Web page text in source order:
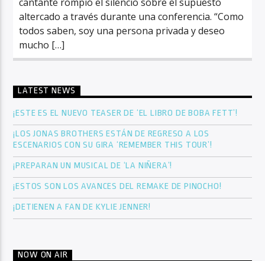
altercado a través durante una conferencia. “Como
todos saben, soy una persona privada y deseo
mucho […]
LATEST NEWS
¡ESTE ES EL NUEVO TEASER DE ‘EL LIBRO DE BOBA FETT’!
¡LOS JONAS BROTHERS ESTÁN DE REGRESO A LOS
ESCENARIOS CON SU GIRA ‘REMEMBER THIS TOUR’!
¡PREPARAN UN MUSICAL DE ‘LA NIÑERA’!
¡ESTOS SON LOS AVANCES DEL REMAKE DE PINOCHO!
¡DETIENEN A FAN DE KYLIE JENNER!
NOW ON AIR